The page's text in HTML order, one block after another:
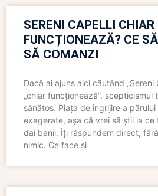
SERENI CAPELLI CHIAR
FUNCȚIONEAZĂ? CE
SĂ COMANZI
Dacă ai ajuns aici căutând „Sereni
„chiar funcționează”, scepticismul
sănătos. Piața de îngrijire a
exagerate, așa că vrei să știi la ce
dai banii. Îți răspundem direct,
nimic. Ce face și